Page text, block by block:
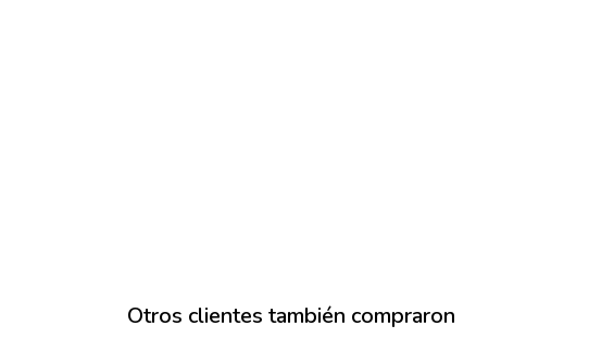
Otros clientes también compraron